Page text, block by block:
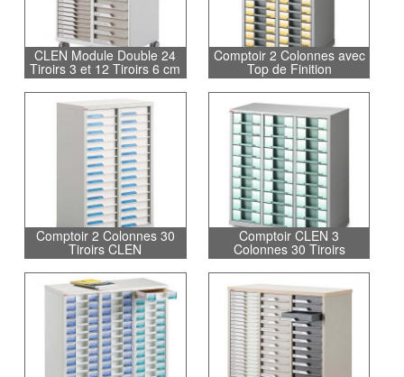
CLEN Module Double 24
Tiroirs 3 et 12 Tiroirs 6 cm
Comptoir 2 Colonnes avec
Top de Finition
Comptoir 2 Colonnes 30
Tiroirs CLEN
Comptoir CLEN 3
Colonnes 30 Tiroirs